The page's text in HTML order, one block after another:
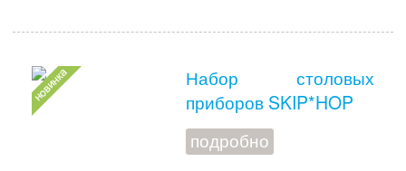
Набор столовых
приборов SKIP*HOP
подробно